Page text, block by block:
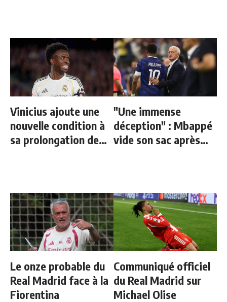
Vinicius ajoute une
nouvelle condition à
sa prolongation de
"Une immense
déception" : Mbappé
vide son sac après
Le onze probable du
Real Madrid face à la
Fiorentina
Communiqué officiel
du Real Madrid sur
Michael Olise